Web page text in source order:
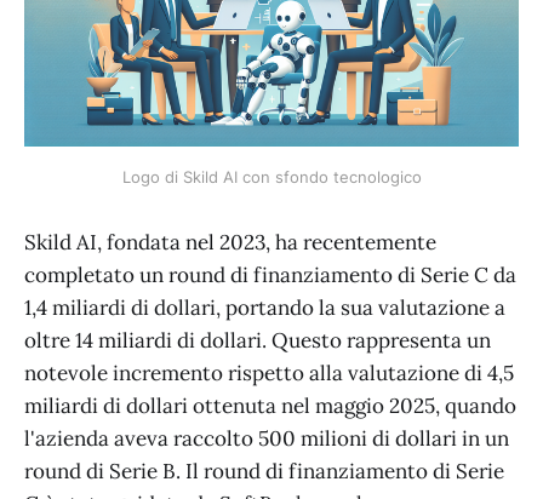
Logo di Skild AI con sfondo tecnologico
Skild AI, fondata nel 2023, ha recentemente
completato un round di finanziamento di Serie C da
1,4 miliardi di dollari, portando la sua valutazione a
oltre 14 miliardi di dollari. Questo rappresenta un
notevole incremento rispetto alla valutazione di 4,5
miliardi di dollari ottenuta nel maggio 2025, quando
l'azienda aveva raccolto 500 milioni di dollari in un
round di Serie B. Il round di finanziamento di Serie